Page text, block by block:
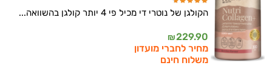
הקולגן של נוטרי די מכיל פי 4 יותר קולגן בהשוואה...
229.90
₪
מחיר לחברי מועדון
משלוח חינם